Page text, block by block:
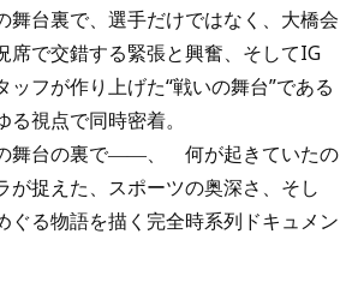
舞台裏で、選手だけではなく、大橋会
席で交錯する緊張と興奮、そしてIG
ッフが作り上げた“戦いの舞台”である
る視点で同時密着。
舞台の裏で――、 何が起きていたの
が捉えた、スポーツの奥深さ、そし
ぐる物語を描く完全時系列ドキュメン